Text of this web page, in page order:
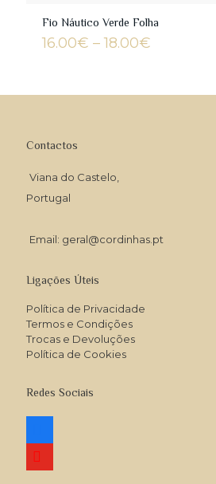
Fio Náutico Verde Folha
16.00€ – 18.00€
Contactos
Viana do Castelo,
Portugal
Email: geral@cordinhas.pt
Ligações Úteis
Política de Privacidade
Termos e Condições
Trocas e Devoluções
Política de Cookies
Redes Sociais
facebook
youtube